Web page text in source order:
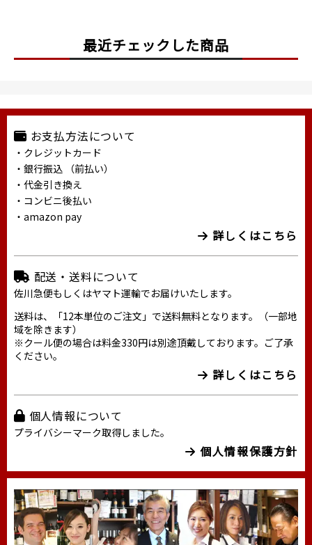
最近チェックした商品
お支払方法について
・クレジットカード
・銀行振込 （前払い）
・代金引き換え
・コンビニ後払い
・amazon pay
詳しくはこちら
配送・送料について
佐川急便もしくはヤマト運輸でお届けいたします。
送料は、「12本単位のご注文」で送料無料となります。（一部地
域を除きます）
※クール便の場合は料金330円は別途頂戴しております。ご了承
ください。
詳しくはこちら
個人情報について
プライバシーマーク取得しました。
個人情報保護方針